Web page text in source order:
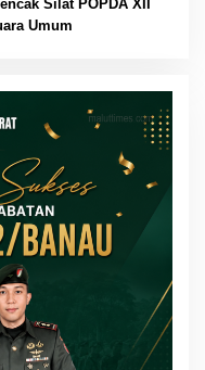
Silat POPDA XII
Umum